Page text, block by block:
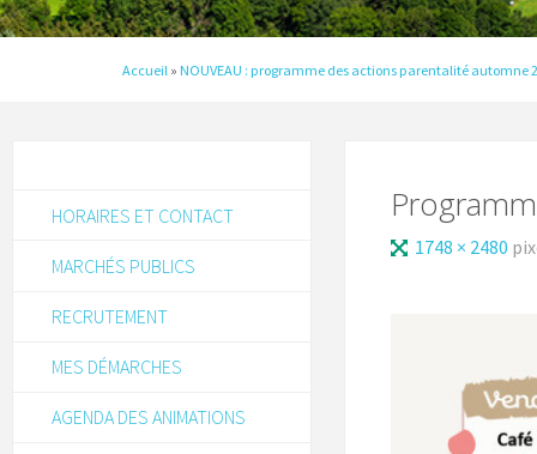
Accueil » NOUVEAU : programme des actions parentalité automne
1748 × 2480
HORAIRES ET CONTACT
MARCHÉS PUBLICS
RECRUTEMENT
MES DÉMARCHES
AGENDA DES ANIMATIONS